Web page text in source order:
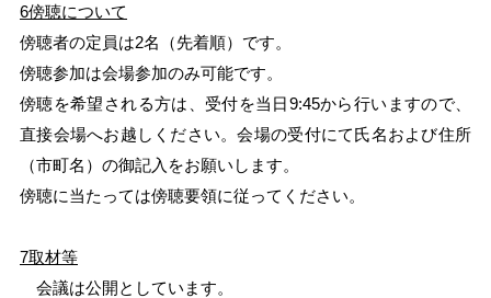
6傍聴について
傍聴者の定員は2名（先着順）です。
傍聴参加は会場参加のみ可能です。
傍聴を希望される方は、受付を当日9:45から行いますので、
直接会場へお越しください。会場の受付にて氏名および住所
（市町名）の御記入をお願いします。
傍聴に当たっては傍聴要領に従ってください。
7取材等
会議は公開としています。